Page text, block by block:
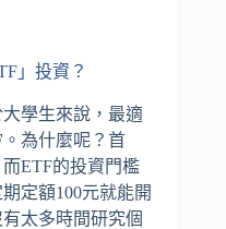
」投資？
學生來說，最適
。為什麼呢？首
ETF的投資門檻
定額100元就能開
太多時間研究個